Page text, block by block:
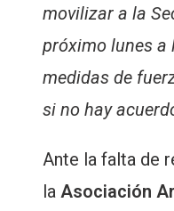
movilizar a la
próximo lunes a
medidas de
si no hay
Ante la falta de
la Asociación